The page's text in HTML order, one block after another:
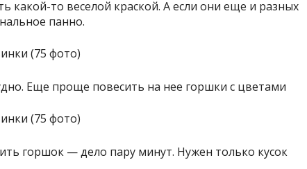
какой-то веселой краской. А если они еще и разных
панно.
Еще проще повесить на нее горшки с цветами
горшок — дело пару минут. Нужен только кусок